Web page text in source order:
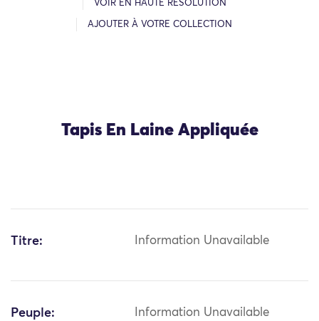
VOIR EN HAUTE RÉSOLUTION
AJOUTER À VOTRE COLLECTION
Tapis En Laine Appliquée
Titre: Information Unavailable
Peuple: Information Unavailable